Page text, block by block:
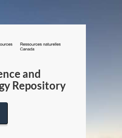
/
Canada
and
Repository